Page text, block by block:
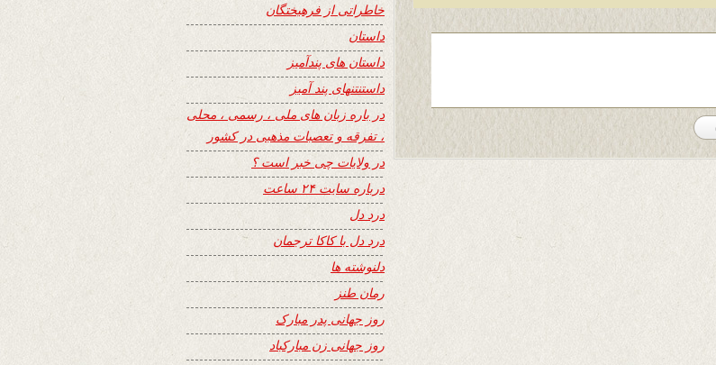
خاطراتی از فرهیختگان
داستان
داستان های پندآمیز
داستنتنهای پند آمیز
در باره زبان های ملی ، رسمی ، محلی
، تفرقه و تعصبات مذهبی در کشور
در ولایات چی خبر است ؟
درباره سایت ۲۴ ساعت
درد دل
درد دل با کاکا ترجمان
دلنوشته ها
رمان طنز
روز جهانی پدر مبارک
روز جهانی زن مبارکباد